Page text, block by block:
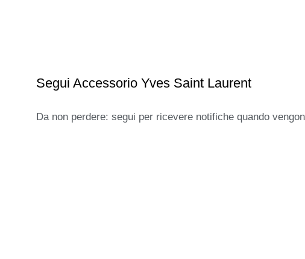
Segui Accessorio Yves Saint Laurent
Da non perdere: segui per ricevere notifiche quando